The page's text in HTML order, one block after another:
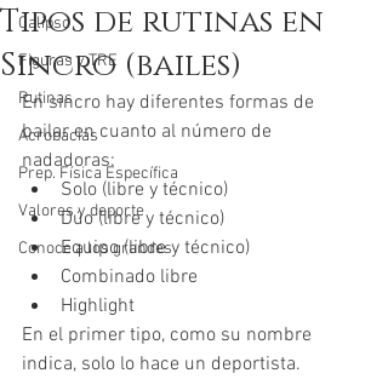
Calipso
Figuras y TRE
Rutinas
Acrobacias
Prep. Física Específica
Valores y deporte
Conoce a los grandes
Tipos de rutinas en
Sincro (bailes)
En sincro hay diferentes formas de
bailar en cuanto al número de
nadadoras:
Solo (libre y técnico)
Dúo (libre y técnico)
Equipo (libre y técnico)
Combinado libre
Highlight
En el primer tipo, como su nombre
indica, solo lo hace un deportista.